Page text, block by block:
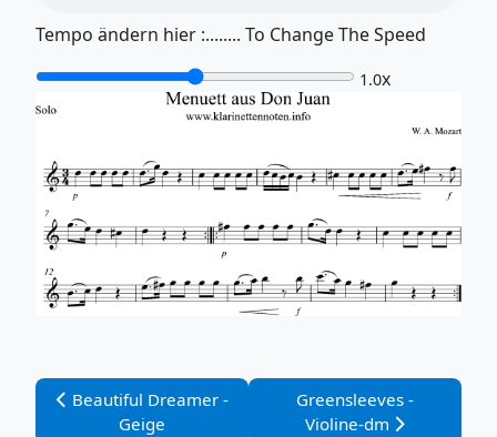
Tempo ändern hier :........ To Change The Speed
1.0x
Vorheriger Beitrag: Beautiful Dreamer - Geige
Beautiful Dreamer -
Geige
Nächster Beitrag:
Greensleeves -
Violine-dm